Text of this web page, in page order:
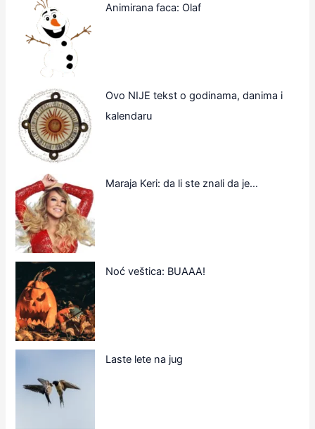
Animirana faca: Olaf
Ovo NIJE tekst o godinama, danima i
kalendaru
Maraja Keri: da li ste znali da je…
Noć veštica: BUAAA!
Laste lete na jug